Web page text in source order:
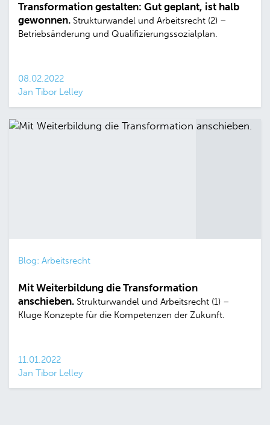
Transformation gestalten: Gut geplant, ist halb
gewonnen. Strukturwandel und Arbeitsrecht (2) –
Betriebsänderung und Qualifizierungssozialplan.
08.02.2022
Jan Tibor Lelley
Blog: Arbeitsrecht
Mit Weiterbildung die Transformation
anschieben. Strukturwandel und Arbeitsrecht (1) –
Kluge Konzepte für die Kompetenzen der Zukunft.
11.01.2022
Jan Tibor Lelley